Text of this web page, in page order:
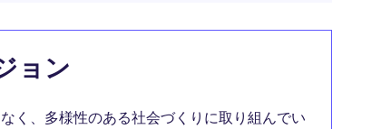
ョン
く、多様性のある社会づくりに取り組んでい